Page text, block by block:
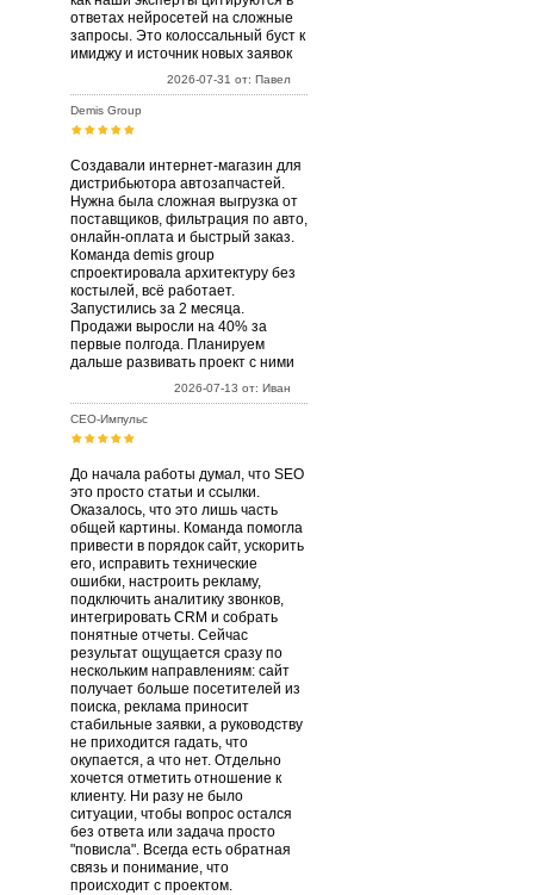
ответах нейросетей на сложные
запросы. Это колоссальный буст к
имиджу и источник новых заявок
2026-07-31 от: Павел
Demis Group
Создавали интернет-магазин для
дистрибьютора автозапчастей.
Нужна была сложная выгрузка от
поставщиков, фильтрация по авто,
онлайн-оплата и быстрый заказ.
Команда demis group
спроектировала архитектуру без
костылей, всё работает.
Запустились за 2 месяца.
Продажи выросли на 40% за
первые полгода. Планируем
дальше развивать проект с ними
2026-07-13 от: Иван
СЕО-Импульс
До начала работы думал, что SEO
это просто статьи и ссылки.
Оказалось, что это лишь часть
общей картины. Команда помогла
привести в порядок сайт, ускорить
его, исправить технические
ошибки, настроить рекламу,
подключить аналитику звонков,
интегрировать CRM и собрать
понятные отчеты. Сейчас
результат ощущается сразу по
нескольким направлениям: сайт
получает больше посетителей из
поиска, реклама приносит
стабильные заявки, а руководству
не приходится гадать, что
окупается, а что нет. Отдельно
хочется отметить отношение к
клиенту. Ни разу не было
ситуации, чтобы вопрос остался
без ответа или задача просто
"повисла". Всегда есть обратная
связь и понимание, что
происходит с проектом.